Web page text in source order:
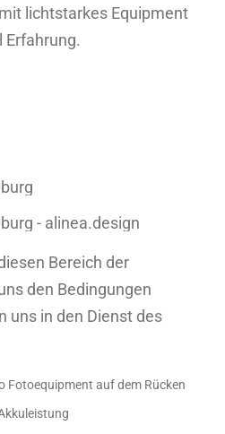
lichtstarkes Equipment
Erfahrung.
Bereich der
den Bedingungen
uns in den Dienst des
Fotoequipment auf dem Rücken